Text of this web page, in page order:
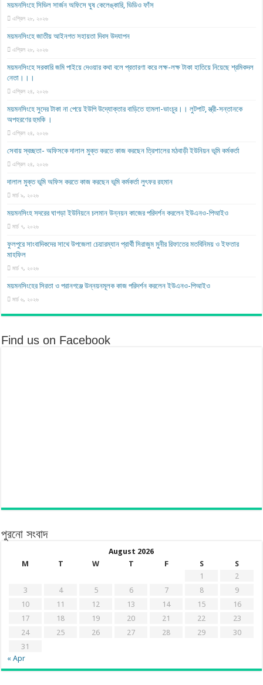
ময়মনসিংহে সিভিল সার্জন অফিসে ঘুষ কেলেঙ্কারি, ভিডিও ফাঁস
এপ্রিল ২৮, ২০২৬
ময়মনসিংহে জাতীয় আইনগত সহায়তা দিবস উদযাপন
এপ্রিল ২৮, ২০২৬
ময়মনসিংহে সরকারি জমি পাইয়ে দেওয়ার কথা বলে প্রতারণা করে লক্ষ-লক্ষ টাকা হাতিয়ে নিয়েছে শ্রমিকদল
নেতা।।।
এপ্রিল ২৪, ২০২৬
ময়মনসিংহে সুদের টাকা না পেয়ে ইউপি উদ্যোক্তার বাড়িতে হামলা-ভাংচুর।। লুটপাট, স্ত্রী‌-সন্তানকে
অপহরণের হুমকি ।
এপ্রিল ২৪, ২০২৬
সেবায় স্বচ্ছতা- অফিসকে দালাল মুক্ত করতে কাজ করছেন ত্রিশালের মঠবাড়ী ইউনিয়ন ভূমি কর্মকর্তা
এপ্রিল ২৪, ২০২৬
দালাল মুক্ত ভূমি অফিস করতে কাজ করছেন ভূমি কর্মকর্তা লুৎফর রহমান
মার্চ ৯, ২০২৬
ময়মনসিংহ সদরের ঘাগড়া ইউনিয়নে চলমান উন্নয়ন কাজের পরিদর্শন করলেন ইউএনও-পিআইও
মার্চ ৭, ২০২৬
ফুলপুরে সাংবাদিকদের সাথে উপজেলা চেয়ারম্যান প্রার্থী সিরাজুম মুনীর রিফাতের মতবিনিময় ও ইফতার
মাহফিল
মার্চ ৭, ২০২৬
ময়মনসিংহের সিরতা ও পরানগঞ্জে উন্নয়নমূলক কাজ পরিদর্শন করলেন ইউএনও-পিআইও
মার্চ ৬, ২০২৬
Find us on Facebook
পুরনো সংবাদ
August 2026
M
T W T F S
S
1
2
3
4 5 6 7 8
9
10
11 12 13 14 15
16
17
18 19 20 21 22
23
24
25 26 27 28 29
30
31
« Apr